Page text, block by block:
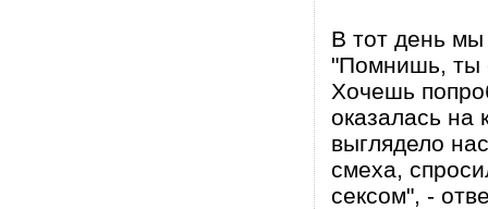
В тот день мы
"Помнишь, ты
Хочешь
оказалась на
выглядело
смеха,
сексом", -